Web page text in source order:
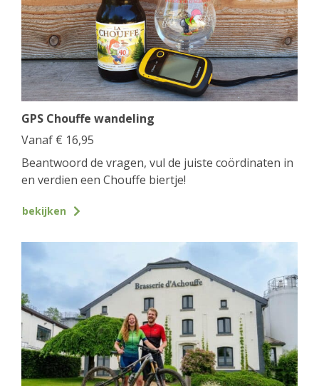
GPS Chouffe wandeling
Vanaf € 16,95
Beantwoord de vragen, vul de juiste coördinaten in
en verdien een Chouffe biertje!
bekijken